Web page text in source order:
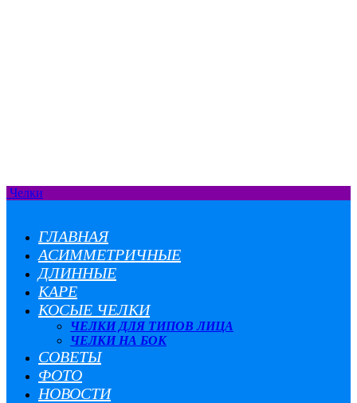
Челки
ГЛАВНАЯ
АСИММЕТРИЧНЫЕ
ДЛИННЫЕ
КАРЕ
КОСЫЕ ЧЕЛКИ
ЧЕЛКИ ДЛЯ ТИПОВ ЛИЦА
ЧЕЛКИ НА БОК
СОВЕТЫ
ФОТО
НОВОСТИ